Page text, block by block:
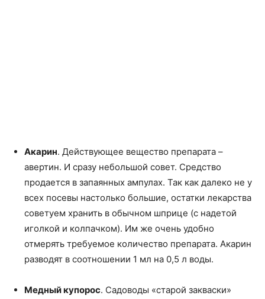
Акарин. Действующее вещество препарата –
авертин. И сразу небольшой совет. Средство
продается в запаянных ампулах. Так как далеко не у
всех посевы настолько большие, остатки лекарства
советуем хранить в обычном шприце (с надетой
иголкой и колпачком). Им же очень удобно
отмерять требуемое количество препарата. Акарин
разводят в соотношении 1 мл на 0,5 л воды.
Медный купорос. Садоводы «старой закваски»